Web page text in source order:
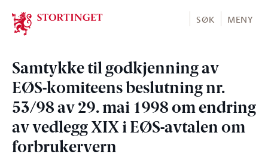
Stortinget.no
SØK MENY
Samtykke til godkjenning av
EØS-komiteens beslutning nr.
53/98 av 29. mai 1998 om endring
av vedlegg XIX i EØS-avtalen om
forbrukervern